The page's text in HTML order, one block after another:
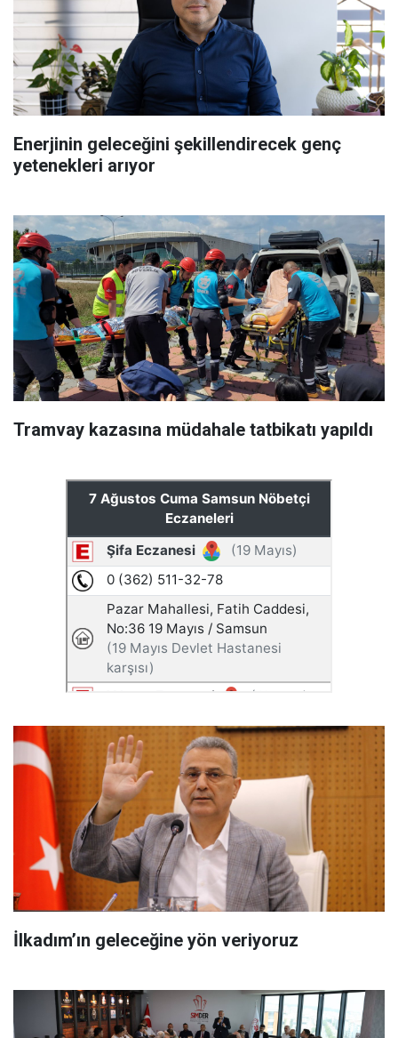
Enerjinin geleceğini şekillendirecek genç
yetenekleri arıyor
Tramvay kazasına müdahale tatbikatı yapıldı
İlkadım’ın geleceğine yön veriyoruz